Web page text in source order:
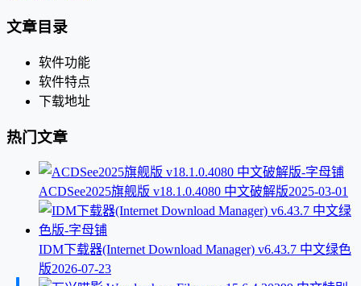
文章目录
软件功能
软件特点
下载地址
热门文章
ACDSee2025旗舰版 v18.1.0.4080 中文破解版2025-03-01
IDM下载器(Internet Download Manager) v6.43.7 中文绿色
版2026-07-23